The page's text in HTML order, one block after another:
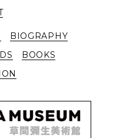
BIOGRAPHY
BOOKS